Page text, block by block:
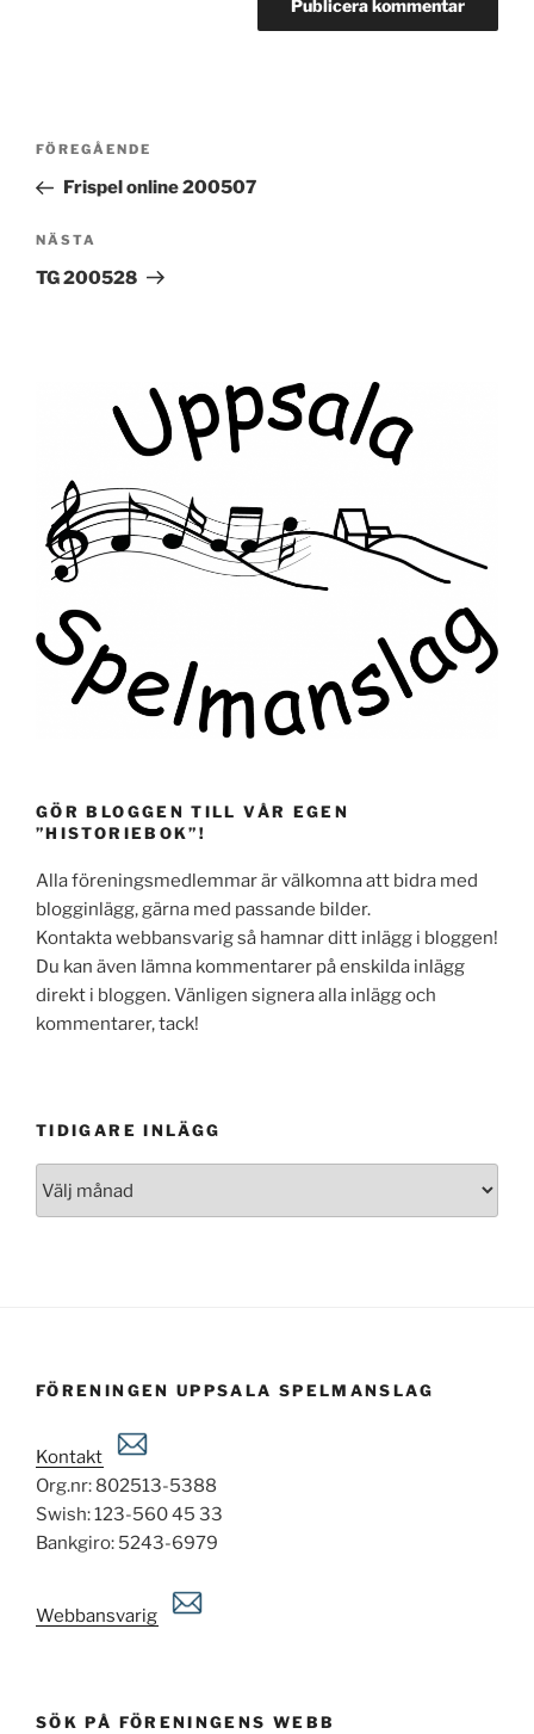
Inläggsnavigering
Föregående
inlägg
FÖREGÅENDE
Frispel online 200507
Nästa
inlägg
NÄSTA
TG 200528
GÖR BLOGGEN TILL VÅR EGEN
”HISTORIEBOK”!
Alla föreningsmedlemmar är välkomna att bidra med
blogginlägg, gärna med passande bilder.
Kontakta webbansvarig så hamnar ditt inlägg i bloggen!
Du kan även lämna kommentarer på enskilda inlägg
direkt i bloggen. Vänligen signera alla inlägg och
kommentarer, tack!
TIDIGARE INLÄGG
inlägg
FÖRENINGEN UPPSALA SPELMANSLAG
Kontakt
Org.nr: 802513-5388
Swish: 123-560 45 33
Bankgiro: 5243-6979
Webbansvarig
SÖK PÅ FÖRENINGENS WEBB